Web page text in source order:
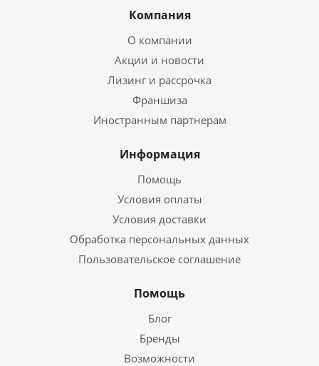
Компания
О компании
Акции и новости
Лизинг и рассрочка
Франшиза
Иностранным партнерам
Информация
Помощь
Условия оплаты
Условия доставки
Обработка персональных данных
Пользовательское соглашение
Помощь
Блог
Бренды
Возможности